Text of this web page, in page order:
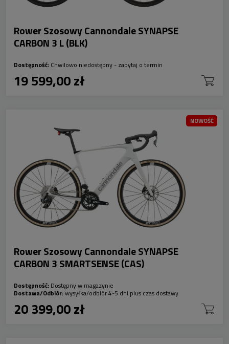
Rower Szosowy Cannondale SYNAPSE
CARBON 3 L (BLK)
Dostępność: Chwilowo niedostępny - zapytaj o termin
19 599,00 zł
Rower Szosowy Cannondale SYNAPSE
CARBON 3 SMARTSENSE (CAS)
Dostępność: Dostępny w magazynie
Dostawa/Odbiór:wysyłka/odbiór 4-5 dni plus czas dostawy
20 399,00 zł
NOWOŚĆ